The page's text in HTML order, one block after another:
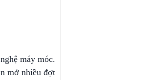
máy móc.
mở nhiều đợt